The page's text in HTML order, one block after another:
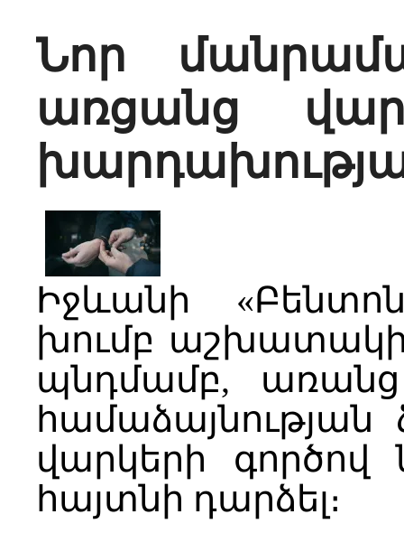
Նոր
առցանց
Իջևանի
խումբ
պնդմամբ,
վարկերի
հայտնի դարձել։